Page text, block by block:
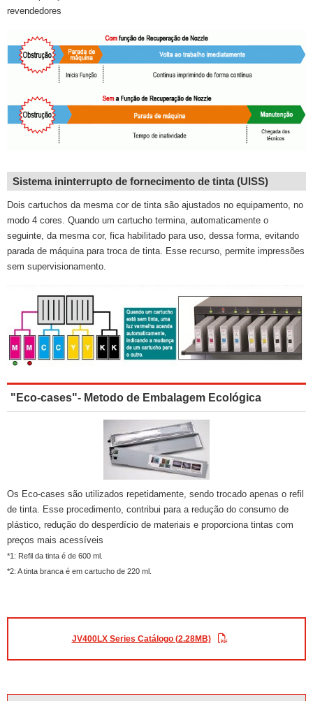
revendedores
Sistema ininterrupto de fornecimento de tinta (UISS)
Dois cartuchos da mesma cor de tinta são ajustados no equipamento, no
modo 4 cores. Quando um cartucho termina, automaticamente o
seguinte, da mesma cor, fica habilitado para uso, dessa forma, evitando
parada de máquina para troca de tinta. Esse recurso, permite impressões
sem supervisionamento.
"Eco-cases"- Metodo de Embalagem Ecológica
Os Eco-cases são utilizados repetidamente, sendo trocado apenas o refil
de tinta. Esse procedimento, contribui para a redução do consumo de
plástico, redução do desperdício de materiais e proporciona tintas com
preços mais acessíveis
*1: Refil da tinta é de 600 ml.
*2: A tinta branca é em cartucho de 220 ml.
JV400LX Series Catálogo (2.28MB)